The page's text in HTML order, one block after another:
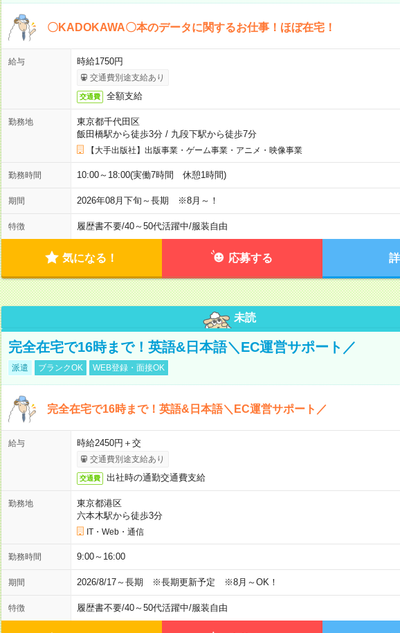
〇KADOKAWA〇本のデータに関するお仕事！ほぼ在宅！
給与 時給1750円
交通費別途支給あり
交通費 全額支給
勤務地
東京都千代田区
飯田橋駅から徒歩3分/ 九段下駅から徒歩7分
【大手出版社】出版事業・ゲーム事業・アニメ・映像事業
勤務時間 10:00～18:00(実働7時間 休憩1時間)
期間 2026年08月下旬～長期 ※8月～！
特徴 履歴書不要/40～50代活躍中/服装自由
気になる！ 応募する
未読
完全在宅で16時まで！英語&日本語＼EC運営サポート／
派遣 ブランクOK WEB登録・面接OK
完全在宅で16時まで！英語&日本語＼EC運営サポート／
給与 時給2450円＋交
交通費別途支給あり
交通費 出社時の通勤交通費支給
勤務地
東京都港区
六本木駅から徒歩3分
IT・Web・通信
勤務時間 9:00～16:00
期間 2026/8/17～長期 ※長期更新予定 ※8月～OK！
特徴 履歴書不要/40～50代活躍中/服装自由